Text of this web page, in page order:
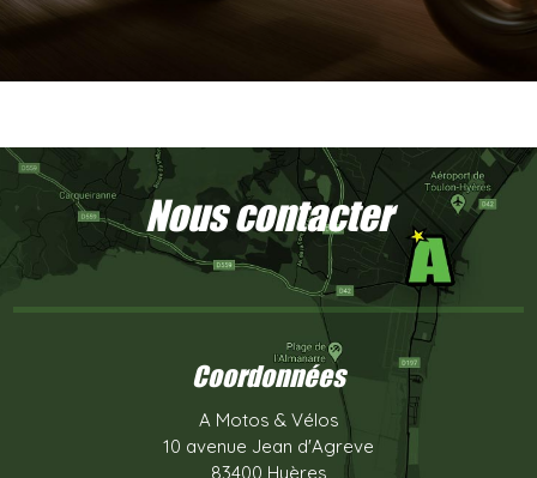
Nous contacter
Coordonnées
A Motos & Vélos
10 avenue Jean d'Agreve
83400 Hyères